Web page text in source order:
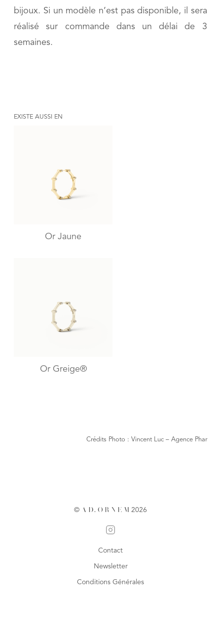
bijoux. Si un modèle n’est pas disponible, il sera
réalisé sur commande dans un délai de 3
semaines.
EXISTE AUSSI EN
Or Jaune
Or Greige®
Crédits Photo : Vincent Luc – Agence Phar
© A D. O R N E M 2026
Contact
Newsletter
Conditions Générales